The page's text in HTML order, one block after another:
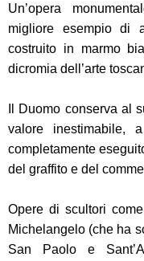
Un’opera
migliore esempio di
costruito in marmo
dicromia dell’arte
Il Duomo conserva al
valore inestimabile,
completamente
del graffito e del
Opere di scultori
Michelangelo (che ha
San Paolo e